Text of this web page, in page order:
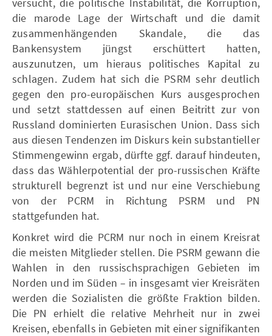
die marode Lage der Wirtschaft und die damit
zusammenhängenden Skandale, die das
Bankensystem jüngst erschüttert hatten,
auszunutzen, um hieraus politisches Kapital zu
schlagen. Zudem hat sich die PSRM sehr deutlich
gegen den pro-europäischen Kurs ausgesprochen
und setzt stattdessen auf einen Beitritt zur von
Russland dominierten Eurasischen Union. Dass sich
aus diesen Tendenzen im Diskurs kein substantieller
Stimmengewinn ergab, dürfte ggf. darauf hindeuten,
dass das Wählerpotential der pro-russischen Kräfte
strukturell begrenzt ist und nur eine Verschiebung
von der PCRM in Richtung PSRM und PN
stattgefunden hat.
Konkret wird die PCRM nur noch in einem Kreisrat
die meisten Mitglieder stellen. Die PSRM gewann die
Wahlen in den russischsprachigen Gebieten im
Norden und im Süden – in insgesamt vier Kreisräten
werden die Sozialisten die größte Fraktion bilden.
Die PN erhielt die relative Mehrheit nur in zwei
Kreisen, ebenfalls in Gebieten mit einer signifikanten